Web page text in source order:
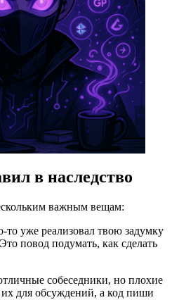
в наследство
важным вещам:
то уже реализовал твою задумку
повод подумать, как сделать
собеседники, но плохие
для обсуждений, а код пиши